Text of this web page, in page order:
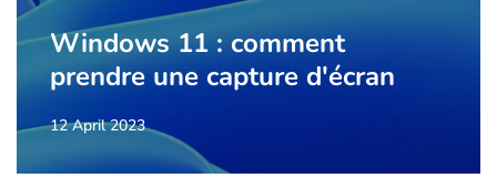
Windows 11 : comment
prendre une capture d'écran
12 April 2023